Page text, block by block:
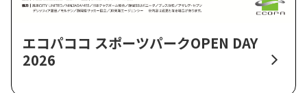
エコパココ スポーツパークOPEN DAY
2026